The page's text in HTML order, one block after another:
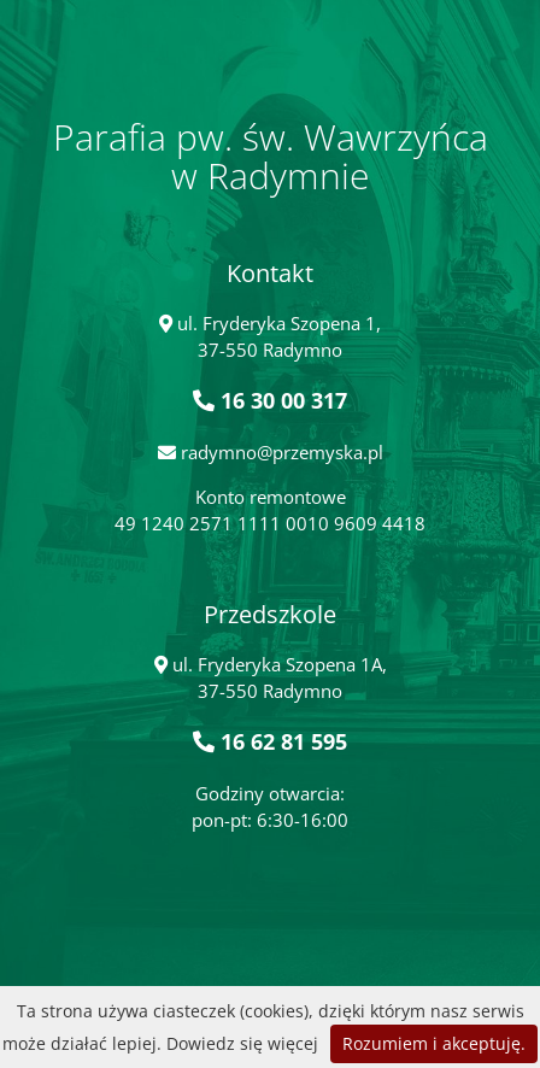
Parafia pw. św. Wawrzyńca
w Radymnie
Kontakt
ul. Fryderyka Szopena 1,
37-550 Radymno
16 30 00 317
radymno@przemyska.pl
Konto remontowe
49 1240 2571 1111 0010 9609 4418
Przedszkole
ul. Fryderyka Szopena 1A,
37-550 Radymno
16 62 81 595
Godziny otwarcia:
pon-pt: 6:30-16:00
Wykonanie:DobraStronaParafii.pl |przemyska.pl
Ta strona używa ciasteczek (cookies), dzięki którym nasz serwis
może działać lepiej. Dowiedz się więcej Rozumiem i akceptuję.